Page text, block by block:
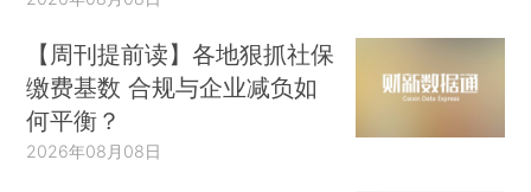
【周刊提前读】各地狠抓社保
缴费基数 合规与企业减负如
何平衡？
2026年08月08日